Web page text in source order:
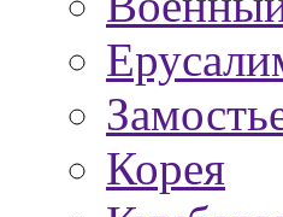
Корея